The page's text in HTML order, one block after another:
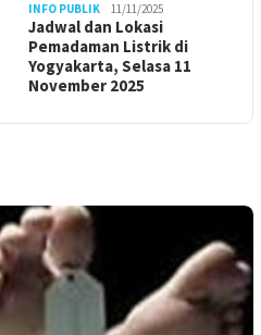
INFO PUBLIK 11/11/2025
Jadwal dan Lokasi
Pemadaman Listrik di
Yogyakarta, Selasa 11
November 2025